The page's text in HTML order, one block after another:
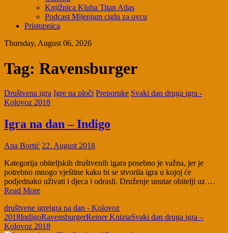
Knjižnica Kluba Titan Atlas
Podcast Mijenjam ciglu za ovcu
Pristupnica
Thursday, August 06, 2026
Tag: Ravensburger
Društvena igra Igre na ploči Preporuke Svaki dan druga igra -
Kolovoz 2018
Igra na dan – Indigo
Ana Bortić 22. August 2018
Kategorija obiteljskih društvenih igara posebno je važna, jer je
potrebno mnogo vještine kako bi se stvorila igra u kojoj će
podjednako uživati i djeca i odrasli. Druženje unutar obitelji uz …
Read More
društvene igreigra na dan - Kolovoz
2018IndigoRavensburgerReiner KniziaSvaki dan druga igra –
Kolovoz 2018